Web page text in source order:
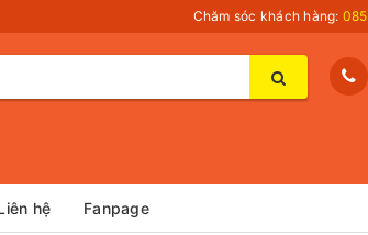
Chăm sóc khách hàng:
hệ Fanpage